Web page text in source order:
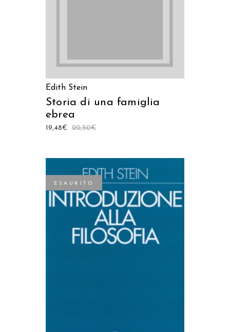
Edith Stein
Storia di una famiglia
ebrea
20,50€
19,48€
ESAURITO